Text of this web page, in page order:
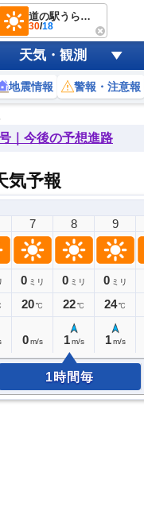
道の駅うらほろ
30/18
天気・観測
地震情報 警報・注意報
｜今後の予想進路
気予報
7
0 ミリ
20℃
0 m/s
8
0 ミリ
22℃
1 m/s
9
0 ミリ
24℃
1 m/s
1時間毎